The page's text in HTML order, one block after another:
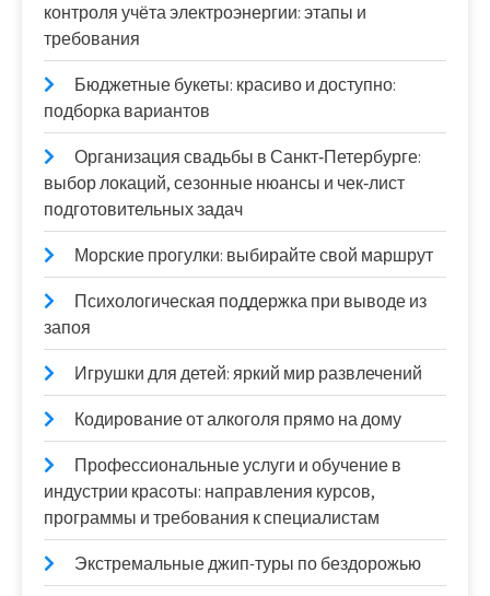
контроля учёта электроэнергии: этапы и
требования
Бюджетные букеты: красиво и доступно:
подборка вариантов
Организация свадьбы в Санкт‑Петербурге:
выбор локаций, сезонные нюансы и чек‑лист
подготовительных задач
Морские прогулки: выбирайте свой маршрут
Психологическая поддержка при выводе из
запоя
Игрушки для детей: яркий мир развлечений
Кодирование от алкоголя прямо на дому
Профессиональные услуги и обучение в
индустрии красоты: направления курсов,
программы и требования к специалистам
Экстремальные джип-туры по бездорожью